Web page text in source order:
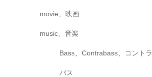
movie、映画
music、音楽
Bass、Contrabass、コントラ
バス